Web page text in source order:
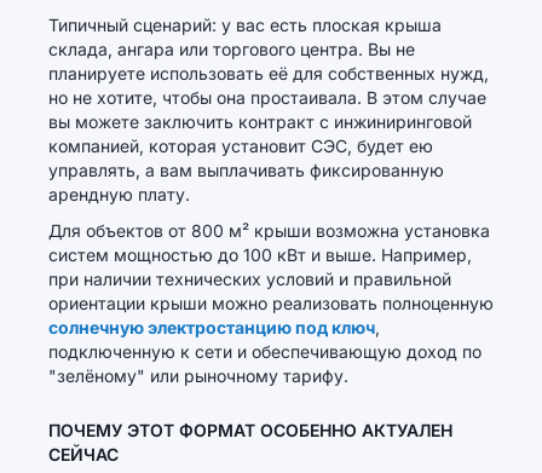
Типичный сценарий: у вас есть плоская крыша
склада, ангара или торгового центра. Вы не
планируете использовать её для собственных нужд,
но не хотите, чтобы она простаивала. В этом случае
вы можете заключить контракт с инжиниринговой
компанией, которая установит СЭС, будет ею
управлять, а вам выплачивать фиксированную
арендную плату.
Для объектов от 800 м² крыши возможна установка
систем мощностью до 100 кВт и выше. Например,
при наличии технических условий и правильной
ориентации крыши можно реализовать полноценную
солнечную электростанцию под ключ,
подключенную к сети и обеспечивающую доход по
"зелёному" или рыночному тарифу.
ПОЧЕМУ ЭТОТ ФОРМАТ ОСОБЕННО АКТУАЛЕН
СЕЙЧАС